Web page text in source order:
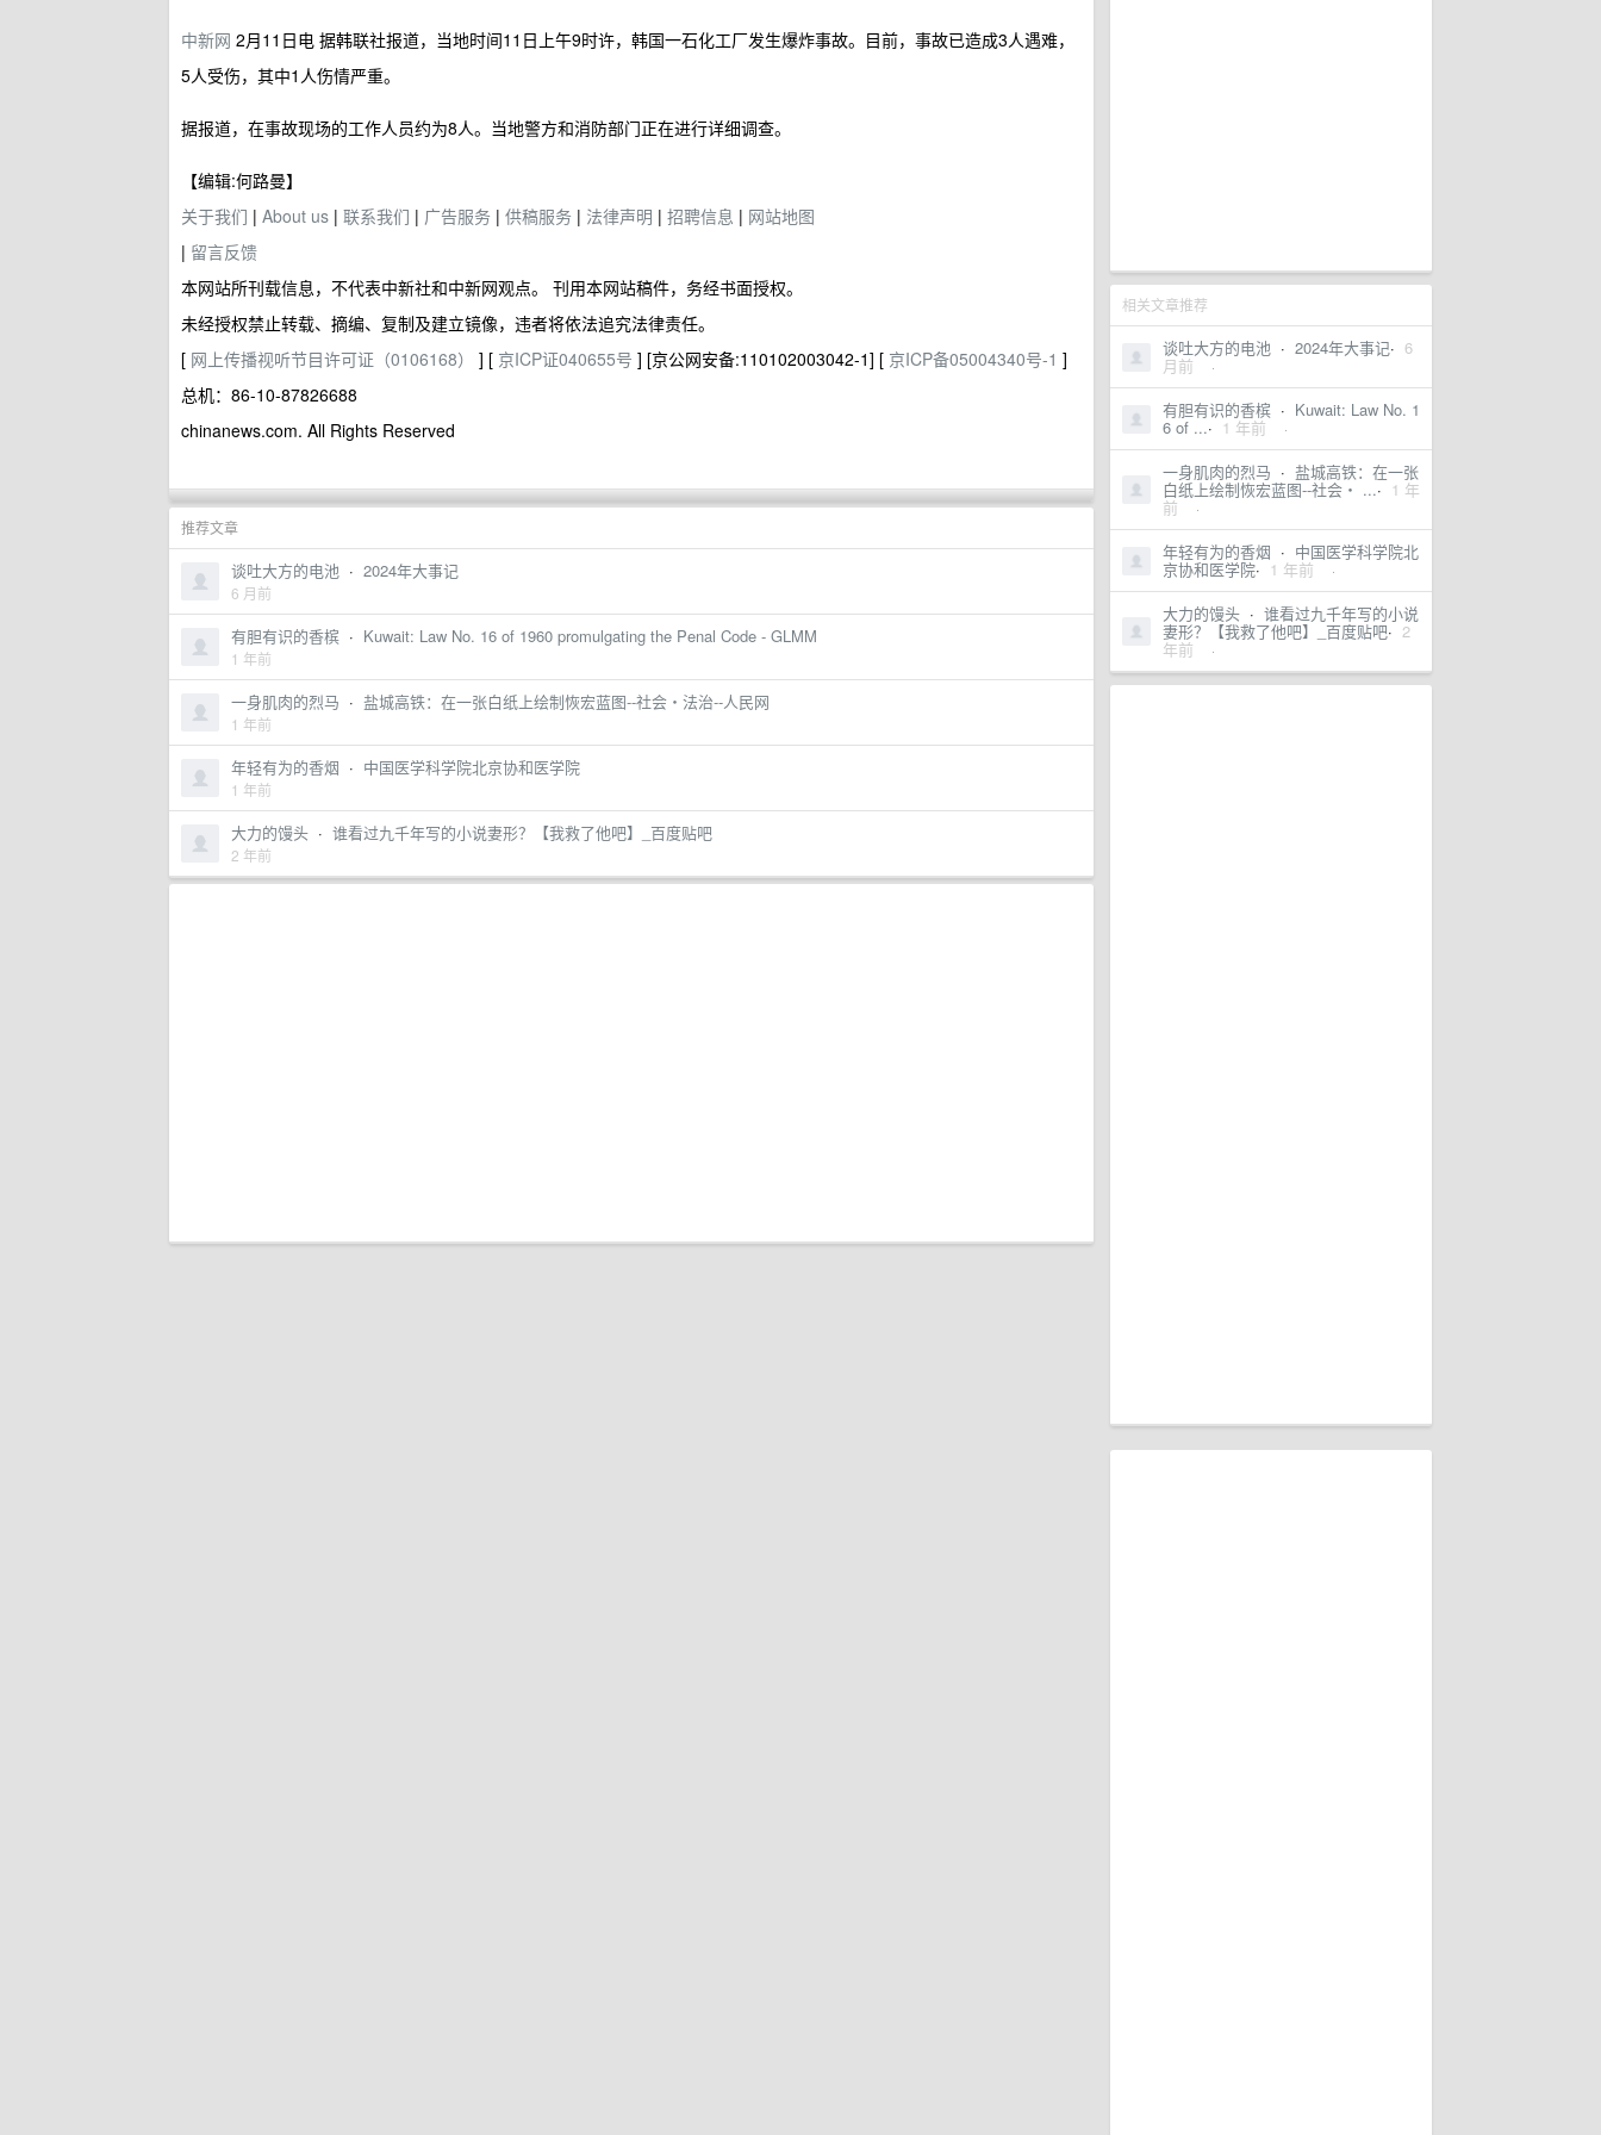
相关文章推荐
谈吐大方的电池 · 2024年大事记· 6
月前 ·
有胆有识的香槟 · Kuwait: Law No. 1
6 of ...· 1 年前 ·
一身肌肉的烈马 · 盐城高铁：在一张
白纸上绘制恢宏蓝图--社会・ ...· 1 年
前 ·
年轻有为的香烟 · 中国医学科学院北
京协和医学院· 1 年前 ·
大力的馒头 · 谁看过九千年写的小说
妻形？【我救了他吧】_百度贴吧· 2
年前 ·
中新网 2月11日电 据韩联社报道，当地时间11日上午9时许，韩国一石化工厂发生爆炸事故。目前，事故已造成3人遇难，
5人受伤，其中1人伤情严重。
据报道，在事故现场的工作人员约为8人。当地警方和消防部门正在进行详细调查。
【编辑:何路曼】
关于我们 | About us | 联系我们 | 广告服务 | 供稿服务 | 法律声明 | 招聘信息 | 网站地图
| 留言反馈
本网站所刊载信息，不代表中新社和中新网观点。 刊用本网站稿件，务经书面授权。
未经授权禁止转载、摘编、复制及建立镜像，违者将依法追究法律责任。
[ 网上传播视听节目许可证（0106168） ] [ 京ICP证040655号 ] [京公网安备:110102003042-1] [ 京ICP备05004340号-1 ]
总机：86-10-87826688
chinanews.com. All Rights Reserved
推荐文章
谈吐大方的电池 · 2024年大事记
6 月前
有胆有识的香槟 · Kuwait: Law No. 16 of 1960 promulgating the Penal Code - GLMM
1 年前
一身肌肉的烈马 · 盐城高铁：在一张白纸上绘制恢宏蓝图--社会・法治--人民网
1 年前
年轻有为的香烟 · 中国医学科学院北京协和医学院
1 年前
大力的馒头 · 谁看过九千年写的小说妻形？【我救了他吧】_百度贴吧
2 年前